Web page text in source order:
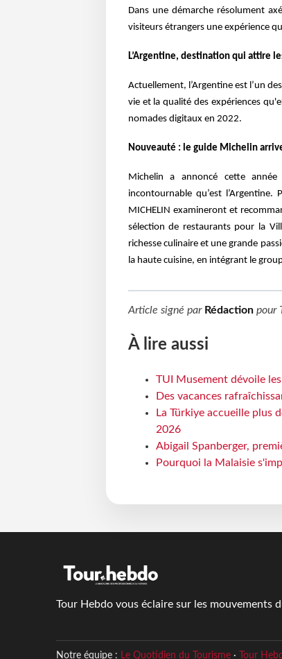
Dans une démarche résolument
visiteurs étrangers une expérience
L’Argentine, destination qui attire
Actuellement, l’Argentine est l’un
vie et la qualité des expériences
nomades digitaux en 2022.
Nouveauté : le guide Michelin
Michelin a annoncé cette
incontournable qu’est
MICHELIN examineront et
sélection de restaurants pour la
richesse culinaire et une grande
la haute cuisine, en intégrant le
Article signé par Rédactionpour
À lire aussi
TUI Musement dévoile
Des vacances
La Türkiye accueille plus
2026
Abigail Spanberger,
Pourquoi la Malaisie
Tour Hebdo vous éclaire sur les mouvements
Notre équipe : Le Quotidien du Tourisme· Tour